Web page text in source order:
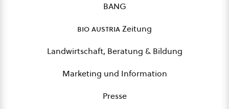
BANG
bio austriaZeitung
Landwirtschaft, Beratung & Bildung
Marketing und Information
Presse